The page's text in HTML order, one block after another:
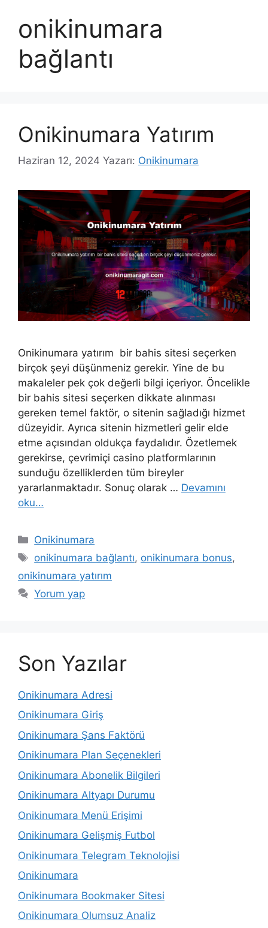
onikinumara
bağlantı
Onikinumara Yatırım
Haziran 12, 2024 Yazarı: Onikinumara
Onikinumara yatırım bir bahis sitesi seçerken
birçok şeyi düşünmeniz gerekir. Yine de bu
makaleler pek çok değerli bilgi içeriyor. Öncelikle
bir bahis sitesi seçerken dikkate alınması
gereken temel faktör, o sitenin sağladığı hizmet
düzeyidir. Ayrıca sitenin hizmetleri gelir elde
etme açısından oldukça faydalıdır. Özetlemek
gerekirse, çevrimiçi casino platformlarının
sunduğu özelliklerden tüm bireyler
yararlanmaktadır. Sonuç olarak … Devamını
oku…
Kategoriler
Onikinumara
Etiketler
onikinumara bağlantı, onikinumara bonus,
onikinumara yatırım
Yorum yap
Son Yazılar
Onikinumara Adresi
Onikinumara Giriş
Onikinumara Şans Faktörü
Onikinumara Plan Seçenekleri
Onikinumara Abonelik Bilgileri
Onikinumara Altyapı Durumu
Onikinumara Menü Erişimi
Onikinumara Gelişmiş Futbol
Onikinumara Telegram Teknolojisi
Onikinumara
Onikinumara Bookmaker Sitesi
Onikinumara Olumsuz Analiz